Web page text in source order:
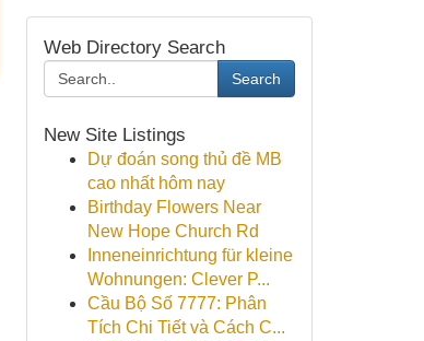
Web Directory Search
Search
New Site Listings
Dự đoán song thủ đề MB
cao nhất hôm nay
Birthday Flowers Near
New Hope Church Rd
Inneneinrichtung für kleine
Wohnungen: Clever P...
Cầu Bộ Số 7777: Phân
Tích Chi Tiết và Cách C...